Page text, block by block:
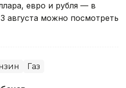
евро и рубля — в
августа можно посмотреть
Газ